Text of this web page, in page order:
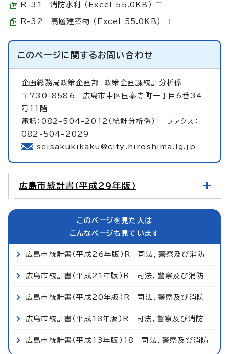
R-31 消防水利 （Excel 55.0KB）
R-32 高層建築物 （Excel 55.0KB）
このページに関するお問い合わせ
企画総務局政策企画部政策企画課統計分析係
〒730-8586 広島市中区国泰寺町一丁目6番34
号11階
電話：082-504-2012（統計分析係） ファクス：
082-504-2029
seisakukikaku@city.hiroshima.lg.jp
広島市統計書（平成29年版）
このページを見た人は
こんなページも見ています
広島市統計書（平成26年版）R 司法，警察及び消防
広島市統計書（平成21年版）R 司法，警察及び消防
広島市統計書（平成20年版）R 司法，警察及び消防
広島市統計書（平成18年版）R 司法，警察及び消防
広島市統計書（平成13年版）18 司法，警察及び消防